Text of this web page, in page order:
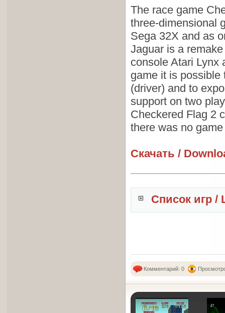
The race game
three-dimensional
Sega 32X and as
Jaguar is a
console Atari Lynx
game it is possible
(driver) and to
support on two
Checkered Flag 2
there was no
Скачать /
Список игр /
Комментарий: 0